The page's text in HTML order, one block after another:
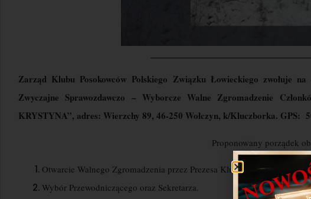
Zarząd Klubu Posokowców Polskiego Związku Łowieckiego zwołuje
Zwyczajne Sprawozdawczo – Wyborcze Walne Zgromadzenie
KRYSTYNA”, adres: Wierzchy 89, 46-250 Wołczyn, k/Kluczborka. GPS:
Proponowany porządek
Otwarcie Walnego Zgromadzenia przez Prezesa Klubu.
Wybór Przewodniczącego oraz Sekretarza.